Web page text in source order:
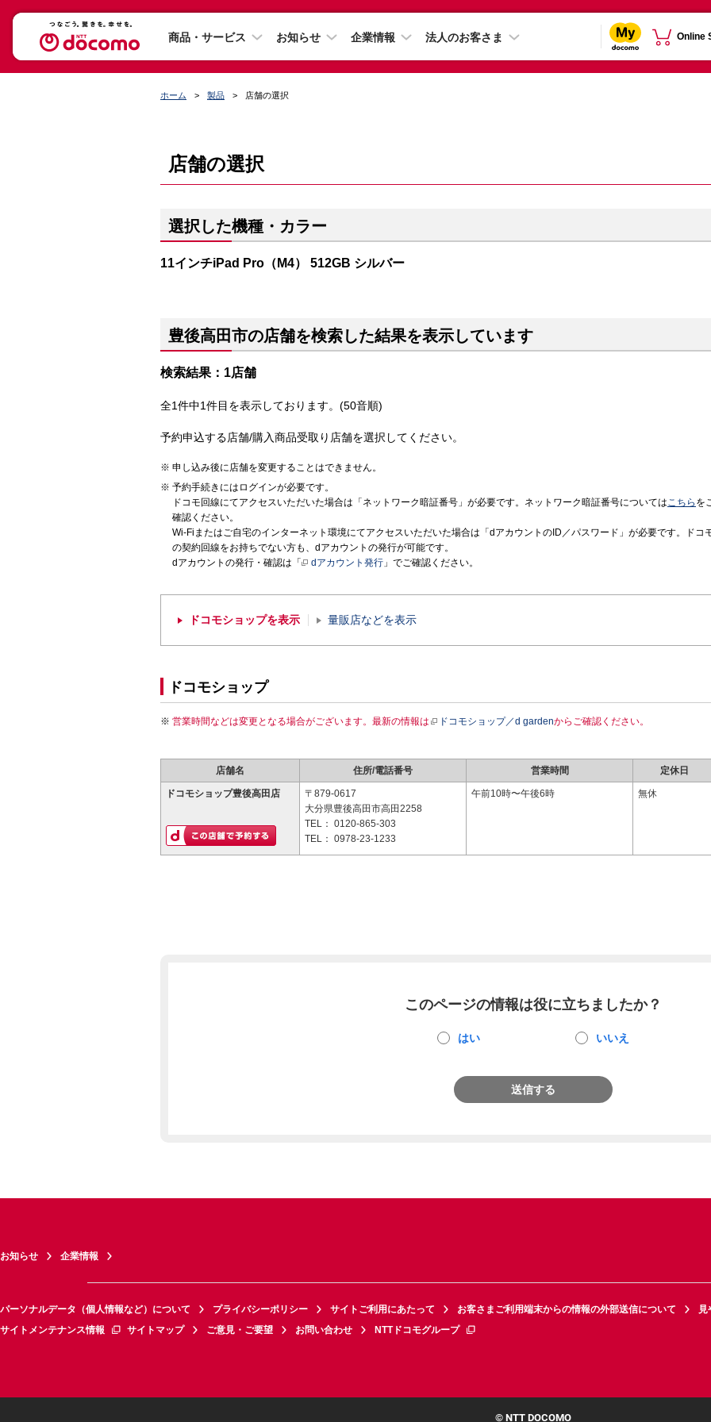
商品・サービス お知らせ 企業情報 法人のお客さま Online
ホーム 製品 店舗の選択
店舗の選択
選択した機種・カラー
11インチiPad Pro（M4） 512GB シルバー
豊後高田市の店舗を検索した結果を表示しています
検索結果：1店舗
全1件中1件目を表示しております。(50音順)
予約申込する店舗/購入商品受取り店舗を選択してください。
申し込み後に店舗を変更することはできません。
予約手続きにはログインが必要です。
ドコモ回線にてアクセスいただいた場合は「ネットワーク暗証番号」が必要です。ネットワーク暗証番号についてはこちら を
確認ください。
Wi-Fiまたはご自宅のインターネット環境にてアクセスいただいた場合は「dアカウントのID／パスワード」が必要です。ドコ
の契約回線をお持ちでない方も、dアカウントの発行が可能です。
dアカウントの発行・確認は「
dアカウント発行 」でご確認ください。
ドコモショップを表示 量販店などを表示
ドコモショップ
営業時間などは変更となる場合がございます。最新の情報は ドコモショップ／d gardenからご確認ください。
店舗名 住所/電話番号 営業時間 定休日
ドコモショップ豊後高田店
〒879-0617
大分県豊後高田市高田2258
TEL： 0120-865-303
TEL： 0978-23-1233
午前10時〜午後6時 無休
このページの情報は役に立ちましたか？
はい いいえ
送信する
お知らせ 企業情報
パーソナルデータ（個人情報など）について プライバシーポリシー サイトご利用にあたって お客さまご利用端末からの情報の外部送信について
見
サイトメンテナンス情報
サイトマップ ご意見・ご要望 お問い合わせ NTTドコモグループ
© NTT DOCOMO